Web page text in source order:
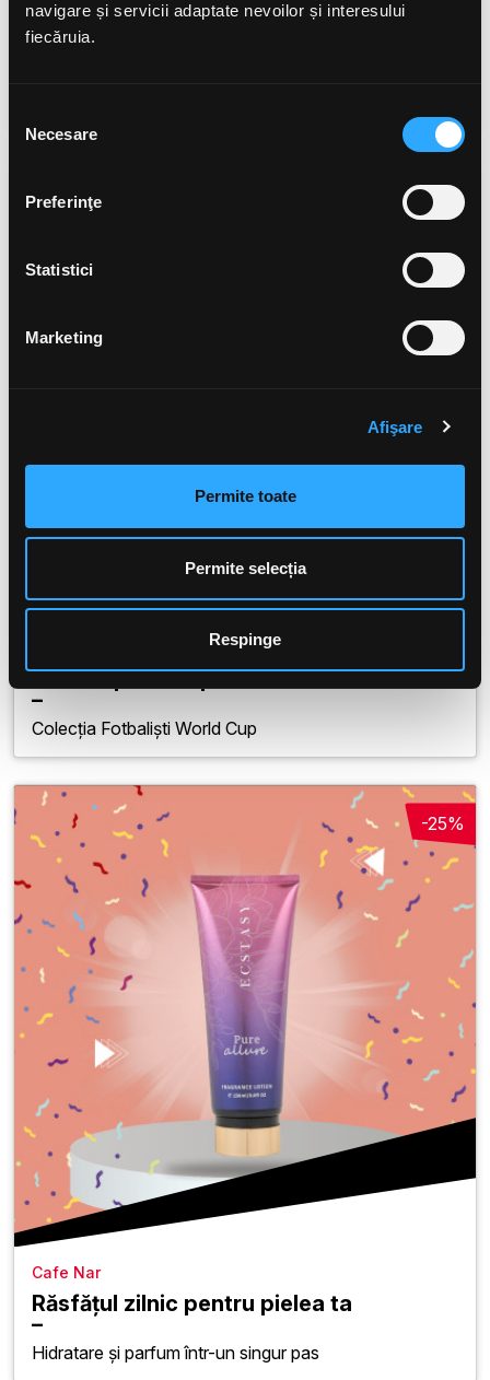
navigare și servicii adaptate nevoilor și interesului
fiecăruia.
consimțământului
Necesare
Preferinţe
Statistici
Marketing
Afişare
Permite toate
Permite selecția
Respinge
Cafe Nar
-16%
Cadoul perfect pentru fanii fotbalului
Colecția Fotbaliști World Cup
-25%
Cafe Nar
Răsfățul zilnic pentru pielea ta
Hidratare și parfum într-un singur pas